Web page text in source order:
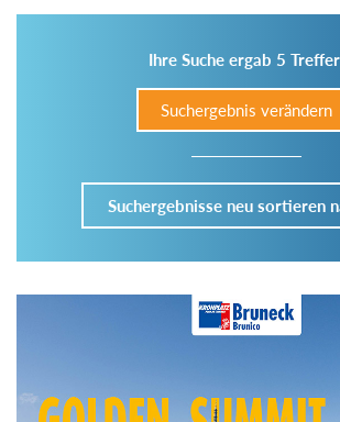
Ihre Suche ergab 5
Suchergebnis verändern
Suchergebnisse neu sortieren
Im Tourenarchiv suchen